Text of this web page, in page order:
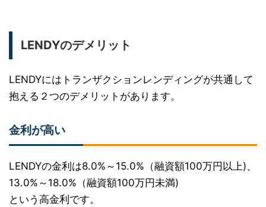
LENDYのデメリット
LENDYにはトランザクションレンディングが共通して
抱える２つのデメリットがあります。
金利が高い
LENDYの金利は8.0%～15.0%（融資額100万円以上)、
13.0%～18.0%（融資額100万円未満)
という高金利です。